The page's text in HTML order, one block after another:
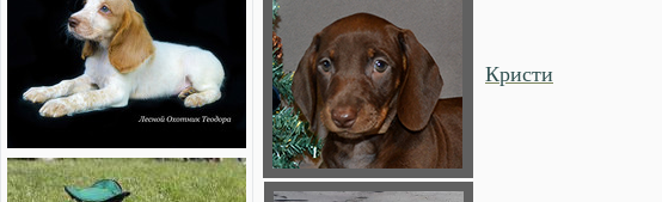
Кристи